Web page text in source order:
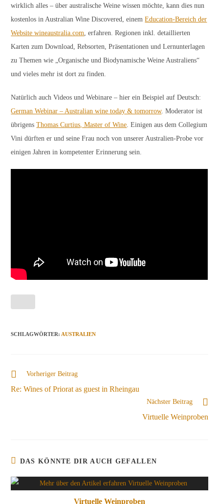
wirklich alles – über australische Weine wissen möchte, kann dies nun
kostenlos in Australian Wine Discovered, einemEducation-Bereich der
Website wineaustralia.com, erfahren. Regionen inkl. detaillierten
Karten zum Download, Rebsorten, Präsentationen und Lernunterlagen
zu Themen wie „Organische und Biodynamische Weine Australiens“
und vieles mehr ist dort zu finden.
Natürlich auch Videos und Webinare – hier ein Beispiel auf Deutsch:
German Webinar – Australian wine today & tomorrow. Moderator ist
übrigensThomas Curtius, Master of Wine. Einigen aus dem Collegium
Vini dürften er und seine Frau noch von unserer Australien-Probe vor
einigen Jahren in kompetenter Erinnerung sein.
SCHLAGWÖRTER: AUSTRALIEN
Weitere
ansehen
Vorheriger Beitrag
Re: Wines of Priorat as guest in Rheingau
Nächster Beitrag
Virtuelle Weinproben
DAS KÖNNTE DIR AUCH GEFALLEN
Virtuelle Weinproben